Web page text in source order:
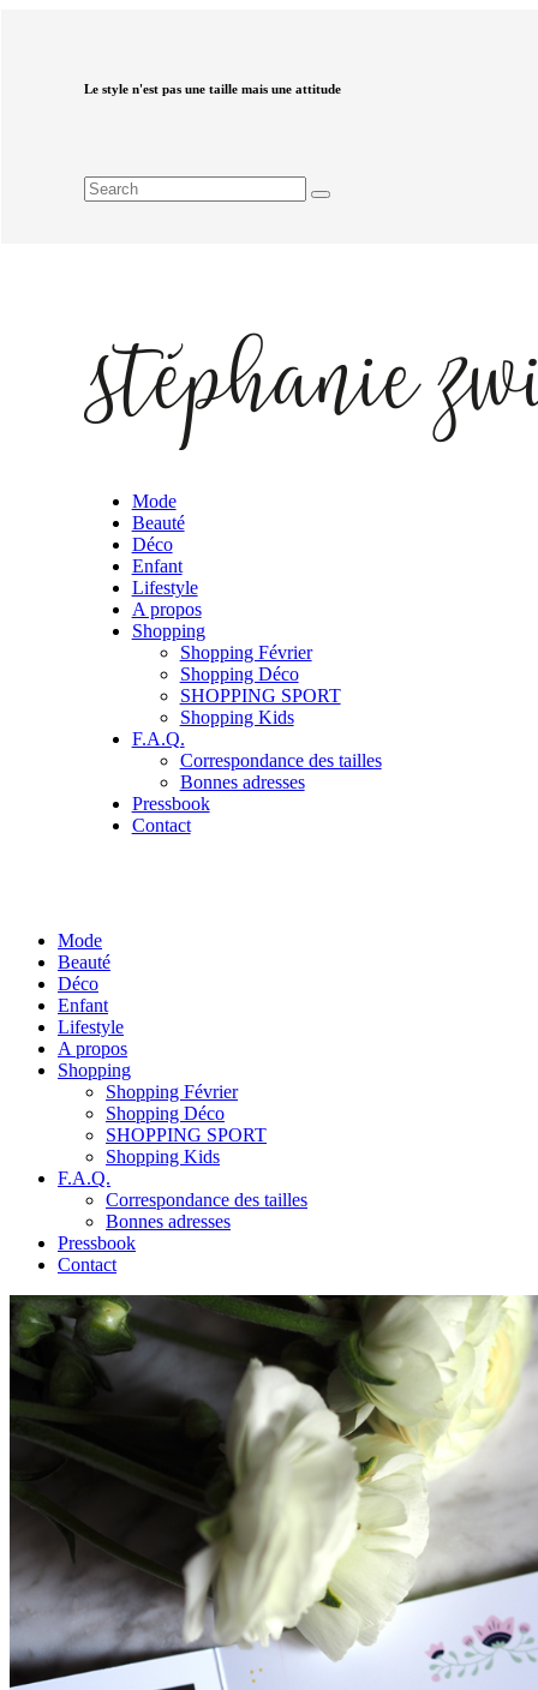
Le style n'est pas une taille mais une attitude
Mode
Beauté
Déco
Enfant
Lifestyle
A propos
Shopping
Shopping Février
Shopping Déco
SHOPPING SPORT
Shopping Kids
F.A.Q.
Correspondance des tailles
Bonnes adresses
Pressbook
Contact
Mode
Beauté
Déco
Enfant
Lifestyle
A propos
Shopping
Shopping Février
Shopping Déco
SHOPPING SPORT
Shopping Kids
F.A.Q.
Correspondance des tailles
Bonnes adresses
Pressbook
Contact